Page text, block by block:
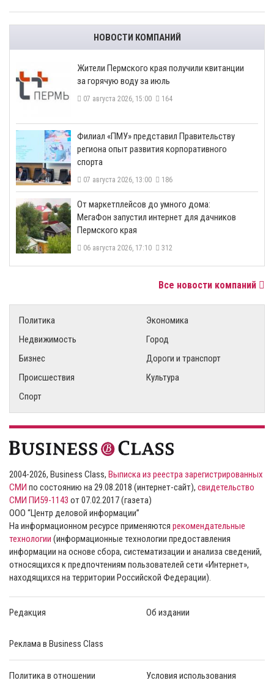
НОВОСТИ КОМПАНИЙ
​Жители Пермского края получили квитанции
за горячую воду за июль
07 августа 2026, 15:00 164
​Филиал «ПМУ» представил Правительству
региона опыт развития корпоративного
спорта
07 августа 2026, 13:00 186
От маркетплейсов до умного дома:
МегаФон запустил интернет для дачников
Пермского края
06 августа 2026, 17:10 312
Все новости компаний
Политика
Экономика
Недвижимость
Город
Бизнес
Дороги и транспорт
Происшествия
Культура
Спорт
2004-2026, Business Class, Выписка из реестра зарегистрированных
СМИ по состоянию на 29.08.2018 (интернет-сайт), свидетельство
СМИ ПИ59-1143 от 07.02.2017 (газета)
ООО “Центр деловой информации”
На информационном ресурсе применяются рекомендательные
технологии (информационные технологии предоставления
информации на основе сбора, систематизации и анализа сведений,
относящихся к предпочтениям пользователей сети «Интернет»,
находящихся на территории Российской Федерации).
Редакция Об издании
Реклама в Business Class
Политика в отношении Условия использования